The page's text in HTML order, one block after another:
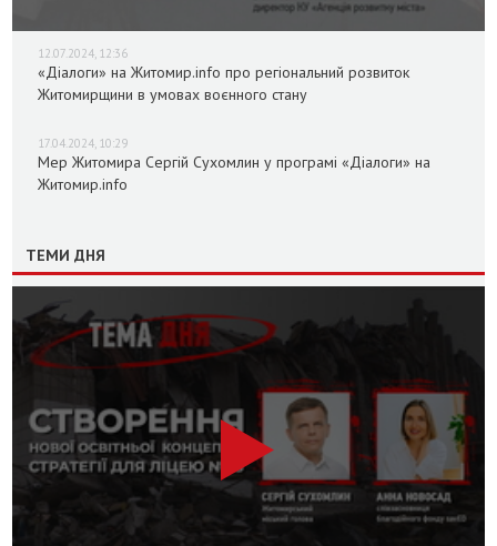
12.07.2024, 12:36
«Діалоги» на Житомир.info про регіональний розвиток
Житомирщини в умовах воєнного стану
17.04.2024, 10:29
Мер Житомира Сергій Сухомлин у програмі «Діалоги» на
Житомир.info
ТЕМИ ДНЯ